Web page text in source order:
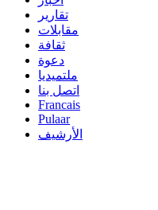
تقارير
مقابلات
ثقافة
دعوة
ملتميديا
اتصل بنا
Francais
Pulaar
الأرشيف